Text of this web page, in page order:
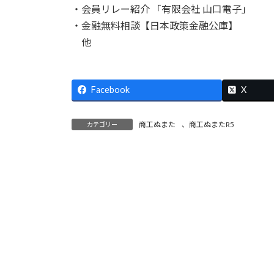
・会員リレー紹介 「有限会社 山口電子」
・金融無料相談【日本政策金融公庫】
他
Facebook X
カテゴリー 商工ぬまた 、 商工ぬまたR5